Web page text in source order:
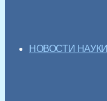
НОВОСТИ НАУКИ